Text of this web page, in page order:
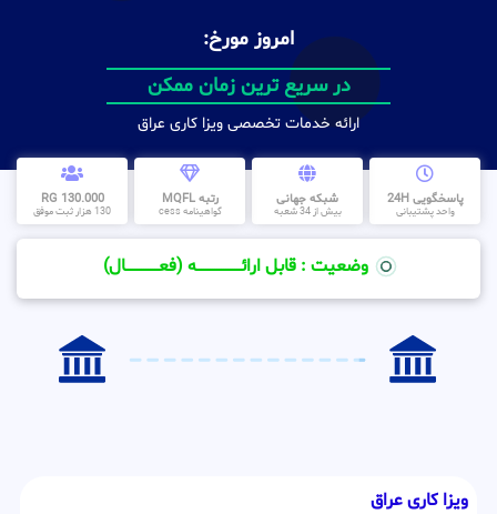
امروز مورخ:
در سریع ترین زمان ممکن
ارائه خدمات تخصصی ویزا کاری عراق
پاسخگویی 24H
واحد پشتیبانی
شبکه جهانی
بیش از 34 شعبه
رتبه MQFL
گواهینامه cess
130.000 RG
130 هزار ثبت موفق
وضعیت : قابل ارائــــــــــــــــــــه (فعـــــــــــــــال)
ویزا کاری عراق